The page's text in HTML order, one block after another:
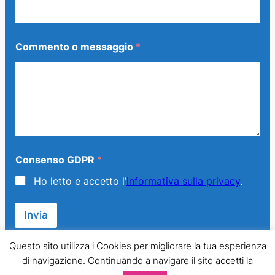
a
l
i
Commento o messaggio *
Consenso GDPR *
Ho letto e accetto l’informativa sulla privacy.
Invia
© 2013 – 2024 Generazione Famiglia – LMPT Italia. All Rights
Questo sito utilizza i Cookies per migliorare la tua esperienza
di navigazione. Continuando a navigare il sito accetti la